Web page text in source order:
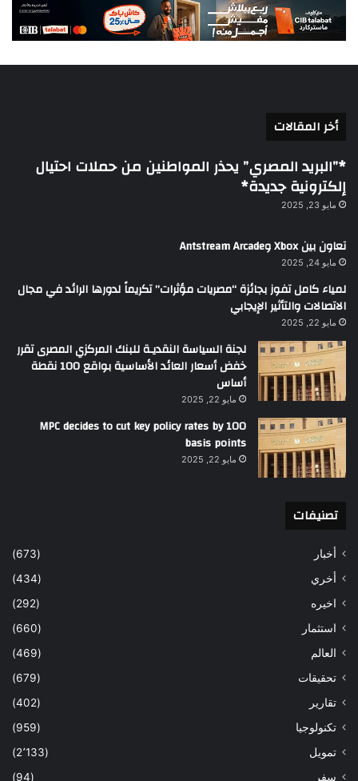
أخر المقالات
*”البريد المصري” يحذر المواطنين من حملات احتيال
إلكترونية جديدة*
مايو 23, 2025
تعاون بين Xbox وAntstream Arcade
مايو 24, 2025
لمياء كامل تفوز بجائزة “مصريات مؤثرات” تكريماً لدورها الرائد في مجال
الاتصالات والتأثير الإيجابي
مايو 22, 2025
لجنة السياسة النقديـة للبنك المركزي المصرى تقرر
خفض أسعار العائد الأساسية بواقع 100 نقطة
أساس
مايو 22, 2025
MPC decides to cut key policy rates by 100
basis points
مايو 22, 2025
تصنيفات
أخبار
(673)
أخري
(434)
اخيره
(292)
استثمار
(660)
العالم
(469)
تحقيقات
(679)
تقارير
(402)
تكنولوجيا
(959)
تمويل
(2٬133)
سفر
(94)